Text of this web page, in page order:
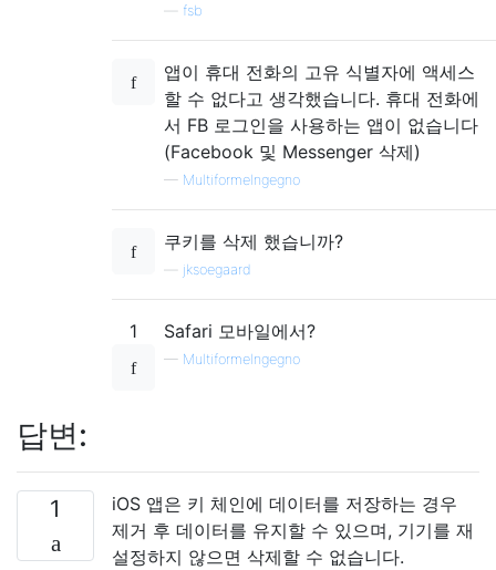
fsb
앱이 휴대 전화의 고유 식별자에 액세스
할 수 없다고 생각했습니다. 휴대 전화에
서 FB 로그인을 사용하는 앱이 없습니다
(Facebook 및 Messenger 삭제)
— MultiformeIngegno
쿠키를 삭제 했습니까?
jksoegaard
1 Safari 모바일에서?
— MultiformeIngegno
답변:
1
iOS 앱은 키 체인에 데이터를 저장하는 경우
제거 후 데이터를 유지할 수 있으며, 기기를 재
설정하지 않으면 삭제할 수 없습니다.